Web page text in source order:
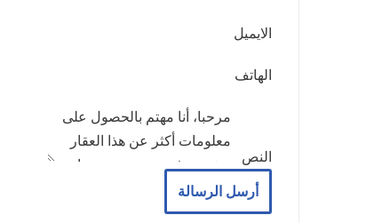
الايميل
الهاتف
النص
أرسل الرسالة